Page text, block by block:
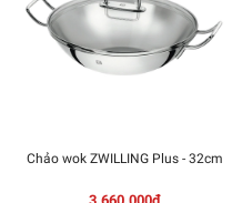
Chảo wok ZWILLING Plus - 32cm